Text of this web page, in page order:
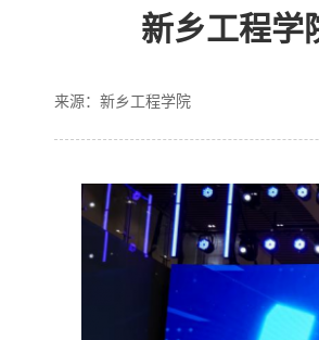
新乡工程学
来源：新乡工程学院